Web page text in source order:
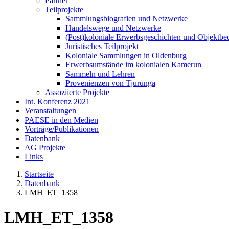
Teilprojekte
Sammlungsbiografien und Netzwerke
Handelswege und Netzwerke
(Post)koloniale Erwerbsgeschichten und
Juristisches Teilprojekt
Koloniale Sammlungen in Oldenburg
Erwerbsumstände im kolonialen Kamerun
Sammeln und Lehren
Provenienzen von Tjurunga
Assoziierte Projekte
Int. Konferenz 2021
Veranstaltungen
PAESE in den Medien
Vorträge/Publikationen
Datenbank
AG Projekte
Links
Startseite
Datenbank
LMH_ET_1358
LMH_ET_1358